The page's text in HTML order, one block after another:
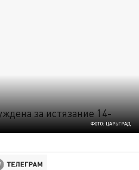
ФОТО: ЦАРЬГРАД